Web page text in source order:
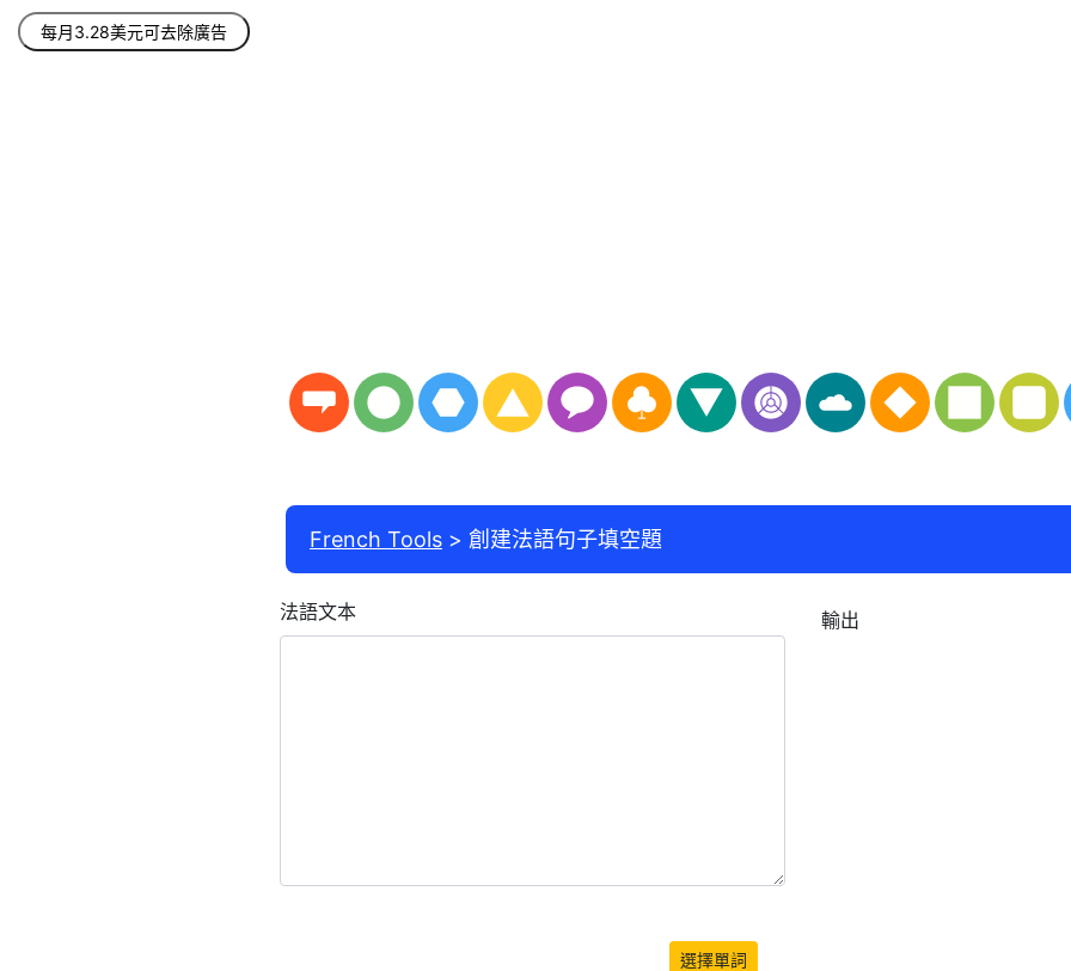
每月3.28美元可去除廣告
French Tools 創建法語句子填空題
法語文本 輸出
選擇單詞